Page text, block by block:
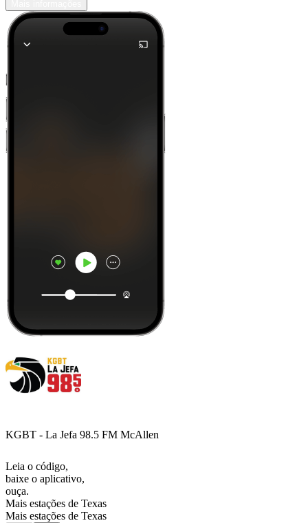
KGBT - La Jefa 98.5 FM McAllen
Leia o código,
baixe o aplicativo,
ouça.
Mais estações de Texas
Mais estações de Texas